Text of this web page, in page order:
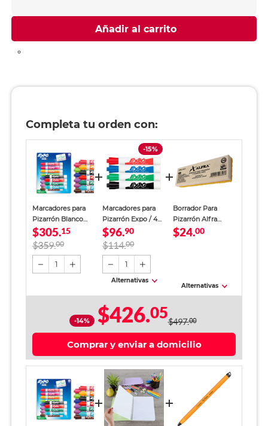
Añadir al carrito
Completa tu orden con:
Marcadores para
Pizarrón Blanco
Expo 12 piezas
$305.15
$359.00
1
-15%
Marcadores para
Pizarrón Expo / 4
piezas
$96.90
$114.00
1
Alternativas
Borrador Para
Pizarrón Alfra
Básico
$24.00
Alternativas
-14% $426.05$497.00
Comprar y enviar a domicilio